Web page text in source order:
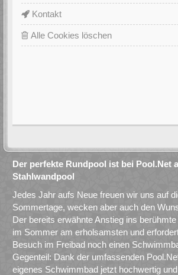
Kontakt
Alle Cookies löschen
Der perfekte Rundpool ist bei Pool.Net
Stahlwandpool
Jedes Jahr aufs Neue freuen wir uns auf
Sommertage, wecken aber auch den
Der bereits erwähnte Anstieg ins berühmte
im Sommer am erholsamsten und
Besuch im Freibad noch einen
Gegenteil: Dank der umfassenden
eigenes Schwimmbad jetzt hochwertig